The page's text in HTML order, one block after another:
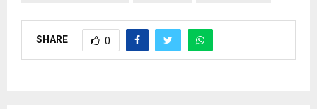
SHARE 0